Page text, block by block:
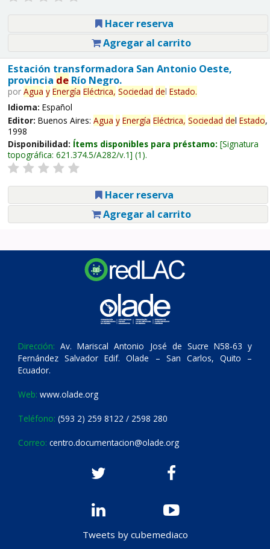
Hacer reserva
Agregar al carrito
Estación transformadora San Antonio Oeste,
provincia deRío Negro.
por Agua y Energía Eléctrica, Sociedad del Estado.
Idioma: Español
Editor: Buenos Aires: Agua y Energía Eléctrica, Sociedad del Estado,
1998
Disponibilidad: Ítems disponibles para préstamo: Signatura
topográfica: 621.374.5/A282/v.1 (1).
Hacer reserva
Agregar al carrito
Dirección: Av. Mariscal Antonio José de Sucre N58-63 y
Fernández Salvador Edif. Olade – San Carlos, Quito –
Ecuador.
Web: www.olade.org
Teléfono: (593 2) 259 8122 / 2598 280
Correo: centro.documentacion@olade.org
Tweets by cubemediaco